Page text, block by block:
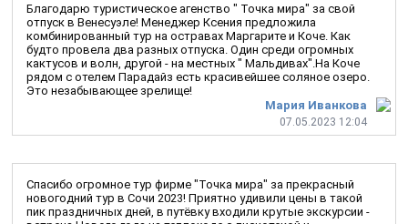
Мария Иванкова
07.05.2023 12:04
Благодарю туристическое агенство " Точка мира" за свой
отпуск в Венесуэле! Менеджер Ксения предложила
комбинированный тур на остравах Маргарите и Коче. Как
будто провела два разных отпуска. Один среди огромных
кактусов и волн, другой - на местных " Мальдивах".На Коче
рядом с отелем Парадайз есть красивейшее соляное озеро.
Это незабывающее зрелище!
Спасибо огромное тур фирме "Точка мира" за прекрасный
новогодний тур в Сочи 2023! Приятно удивили цены в такой
пик праздничных дней, в путёвку входили крутые экскурсии -